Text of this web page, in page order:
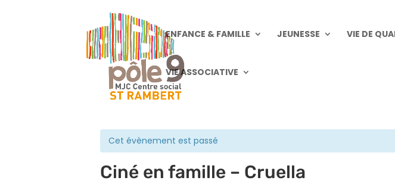
ENFANCE & FAMILLE JEUNESSE VIE DE
VIE ASSOCIATIVE
« Tous les Évènements
Cet évènement est passé
Ciné en famille – Cruella